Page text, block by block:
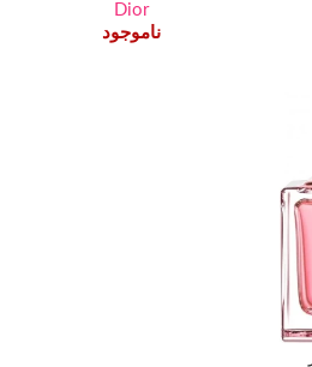
Dior
ناموجود